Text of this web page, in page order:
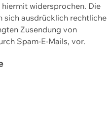
widersprochen. Die
sich ausdrücklich rechtliche
Zusendung von
Spam-E-Mails, vor.